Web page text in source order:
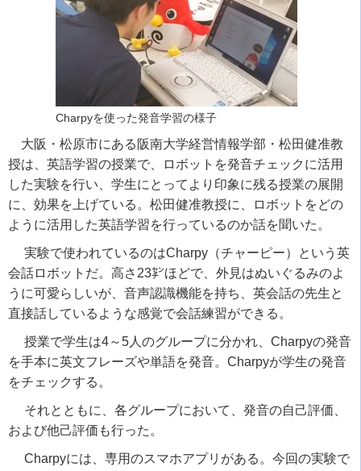
Charpyを使った発音学習の様子
大阪・松原市にある阪南大学経営情報学部・松田健准教
授は、英語学習の授業で、ロボットを発音チェックに活用
した実験を行い、学生にとってより印象に残る授業の展開
に、効果を上げている。松田健准教授に、ロボットをどの
ように活用した英語学習を行っているのか話を聞いた。
実験で使われているのはCharpy （チャーピー）という英
会話ロボットだ。高さ 23㌢ほどで、外見はぬいぐるみのよ
うに可愛らしいが、音声認識機能を持ち、英会話の先生と
直接話しているような感覚で会話練習ができる。
授業で学生は4～5 人のグループに分かれ、 Charpyの発音
を手本に英文フレーズや単語を発音。 Charpyが学生の発音
をチェックする。
それとともに、各グループにおいて、発音の自己評価、
および他己評価も行った。
Charpyには、専用のスマホアプリがある。今回の実験で